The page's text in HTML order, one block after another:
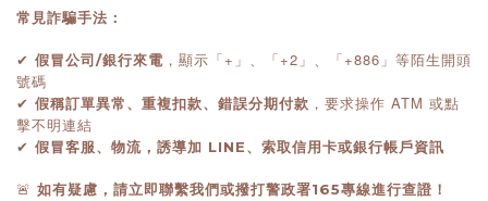
常見詐騙手法：
✔ 假冒公司/銀行來電 ，顯示「+」、「+2」、「+886」等陌生開頭
號碼
✔ 假稱訂單異常、重複扣款、錯誤分期付款 ，要求操作 ATM 或點
擊不明連結
✔ 假冒客服、物流，誘導加 LINE、索取信用卡或銀行帳戶資訊
🚨 如有疑慮，請立即聯繫我們或撥打警政署165專線進行查證！